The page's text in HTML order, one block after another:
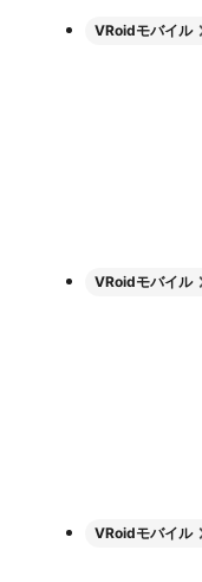
VRoidモバイル
VRoidモバイル
VRoidモバイル